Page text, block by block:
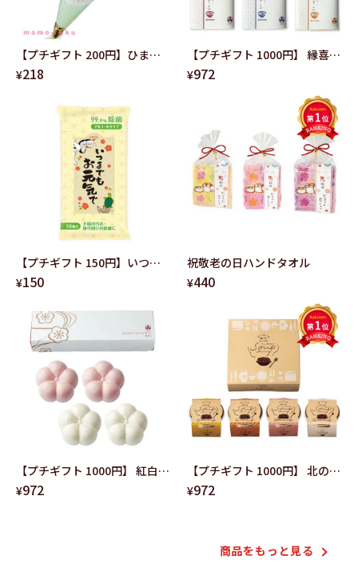
【プチギフト 200円】ひまわ
りガーデン耳かき単品 結婚式
ありがとう 日用品
¥218
【プチギフト 1000円】 縁喜八
ラーメン 味わいセット 和風 ギ
フト ラーメン おしゃれ 敬老の
日 父の日 母の日 贈り物 手土産
¥972
【プチギフト 150円】いつま
でもお元気で ９９．９％除菌
イベント 敬老会 デイケア 老人
ホーム 粗品 お礼 敬老の日 景品
ノベルティー 感染症 挨拶 記念
品 日用品 販促
¥150
祝敬老の日ハンドタオル
¥440
【プチギフト 1000円】 紅白梅
最中茶漬け お祝い おすすめ ギ
¥972
【プチギフト 1000円】 北の大
地４種のＣＵＰスープ 北海道
¥972
商品をもっと⾒る